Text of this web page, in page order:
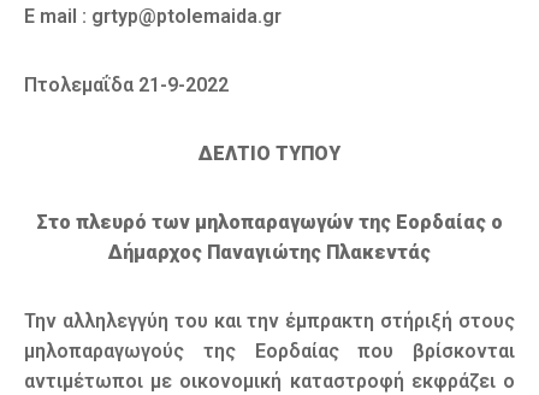
E mail : grtyp@ptolemaida.gr
Πτολεμαΐδα 21-9-2022
ΔΕΛΤΙΟ ΤΥΠΟΥ
Στο πλευρό των μηλοπαραγωγών της Εορδαίας ο
Δήμαρχος Παναγιώτης Πλακεντάς
Την αλληλεγγύη του και την έμπρακτη στήριξή στους
μηλοπαραγωγούς της Εορδαίας που βρίσκονται
αντιμέτωποι με οικονομική καταστροφή εκφράζει ο